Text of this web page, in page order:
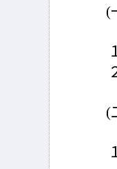
(
(